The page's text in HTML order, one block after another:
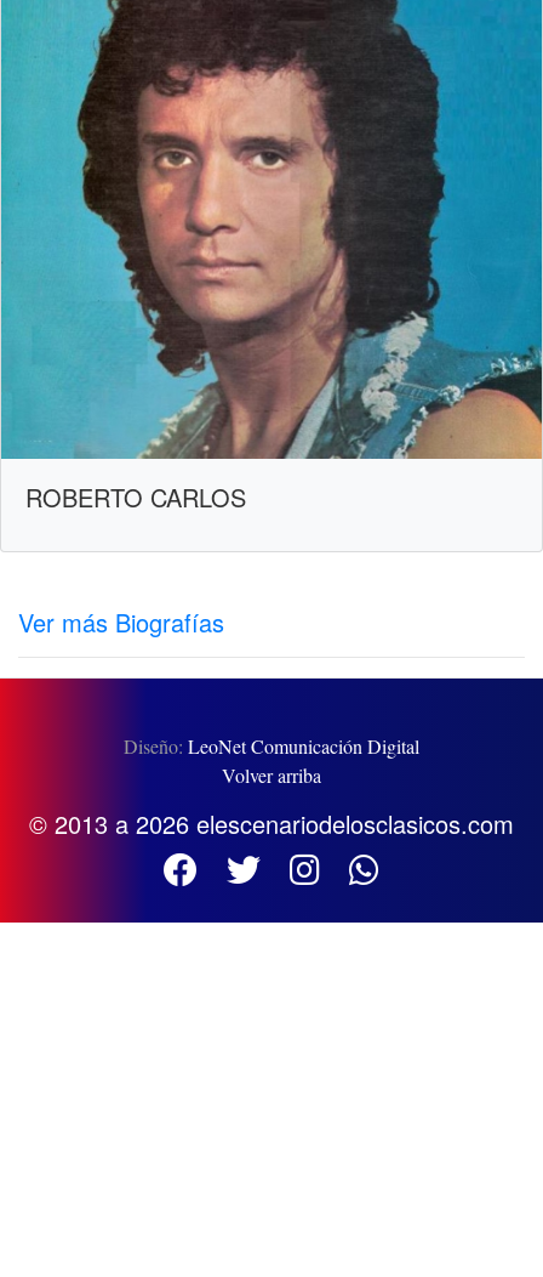
ROBERTO CARLOS
Ver más Biografías
Diseño: LeoNet Comunicación Digital
Volver arriba
© 2013 a 2026 elescenariodelosclasicos.com